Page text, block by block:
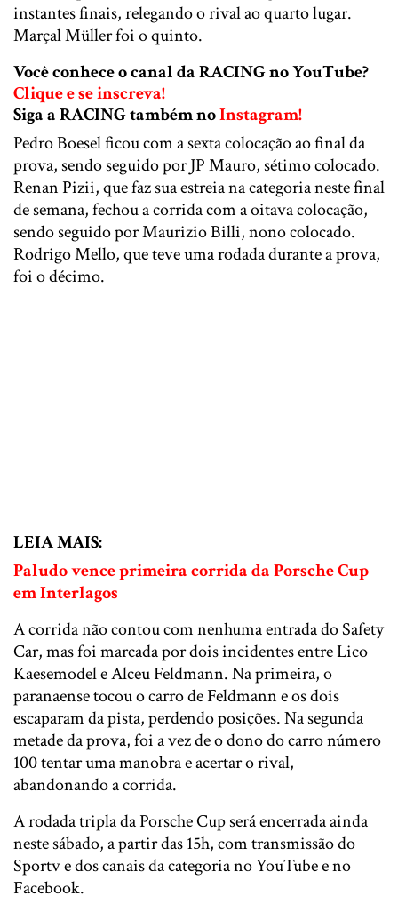
instantes finais, relegando o rival ao quarto lugar.
Marçal Müller foi o quinto.
Você conhece o canal da RACING no YouTube?
Clique e se inscreva!
Siga a RACING também noInstagram!
Pedro Boesel ficou com a sexta colocação ao final da
prova, sendo seguido por JP Mauro, sétimo colocado.
Renan Pizii, que faz sua estreia na categoria neste final
de semana, fechou a corrida com a oitava colocação,
sendo seguido por Maurizio Billi, nono colocado.
Rodrigo Mello, que teve uma rodada durante a prova,
foi o décimo.
LEIA MAIS:
Paludo vence primeira corrida da Porsche Cup
em Interlagos
A corrida não contou com nenhuma entrada do Safety
Car, mas foi marcada por dois incidentes entre Lico
Kaesemodel e Alceu Feldmann. Na primeira, o
paranaense tocou o carro de Feldmann e os dois
escaparam da pista, perdendo posições. Na segunda
metade da prova, foi a vez de o dono do carro número
100 tentar uma manobra e acertar o rival,
abandonando a corrida.
A rodada tripla da Porsche Cup será encerrada ainda
neste sábado, a partir das 15h, com transmissão do
Sportv e dos canais da categoria no YouTube e no
Facebook.